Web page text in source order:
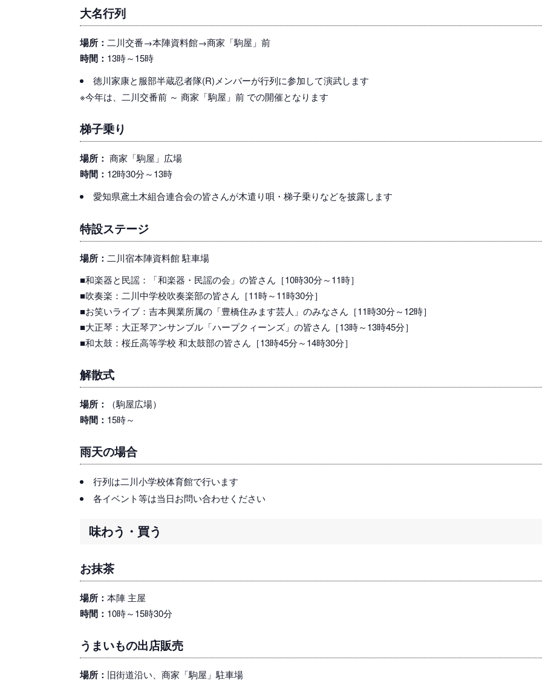
大名行列
場所： 二川交番→本陣資料館→商家「駒屋」前
時間： 13時～15時
徳川家康と服部半蔵忍者隊(R)メンバーが行列に参加して演武します
※今年は、二川交番前 ～ 商家「駒屋」前 での開催となります
梯子乗り
場所： 商家「駒屋」広場
時間： 12時30分～13時
愛知県鳶土木組合連合会の皆さんが木遣り唄・梯子乗りなどを披露します
特設ステージ
場所： 二川宿本陣資料館 駐車場
■和楽器と民謡：「和楽器・民謡の会」の皆さん［10時30分～11時］
■吹奏楽：二川中学校吹奏楽部の皆さん［11時～11時30分］
■お笑いライブ：吉本興業所属の「豊橋住みます芸人」のみなさん［11時30分～12時］
■大正琴：大正琴アンサンブル「ハープクィーンズ」の皆さん［13時～13時45分］
■和太鼓：桜丘高等学校 和太鼓部の皆さん［13時45分～14時30分］
解散式
場所： （駒屋広場）
時間： 15時～
雨天の場合
行列は二川小学校体育館で行います
各イベント等は当日お問い合わせください
味わう・買う
お抹茶
場所： 本陣 主屋
時間： 10時～15時30分
うまいもの出店販売
場所： 旧街道沿い、商家「駒屋」駐車場